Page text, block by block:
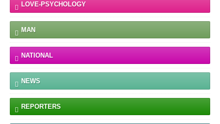
LOVE-PSYCHOLOGY
MAN
NATIONAL
NEWS
REPORTERS